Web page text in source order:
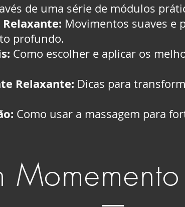
de uma série de módulos
Relaxante: Movimentos suaves e
profundo.
Como escolher e aplicar os
Relaxante: Dicas para
Como usar a massagem para